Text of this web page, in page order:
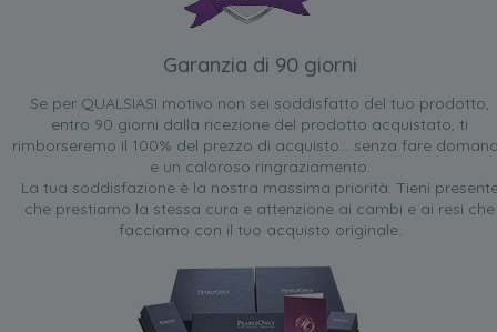
Garanzia di 90 giorni
Se per QUALSIASI motivo non sei soddisfatto del tuo prodotto,
entro 90 giorni dalla ricezione del prodotto acquistato, ti
rimborseremo il 100% del prezzo di acquisto... senza fare
e un caloroso ringraziamento.
La tua soddisfazione è la nostra massima priorità. Tieni
che prestiamo la stessa cura e attenzione ai cambi e ai resi che
facciamo con il tuo acquisto originale.